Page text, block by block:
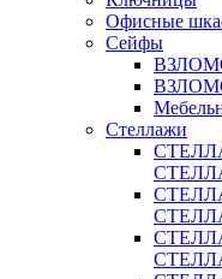
Офисные
Сейфы
Стеллажи